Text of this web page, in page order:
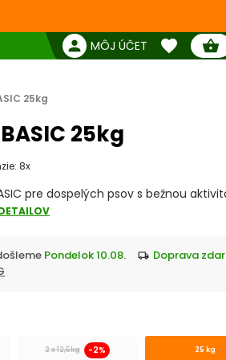
person MÔJ ÚČET favorite shopping_basket
25kg
25kg
8x
pre dospelých psov s bežnou
Pondelok 10.08. local_shipping
doprava
2 x 12,5kg -2% 25 kg